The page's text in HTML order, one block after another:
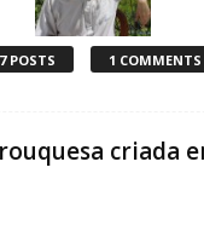
POSTS 1 COMMENTS
criada